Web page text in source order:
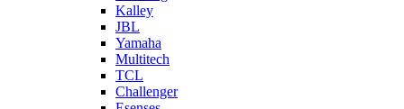
Kalley
JBL
Yamaha
Multitech
TCL
Challenger